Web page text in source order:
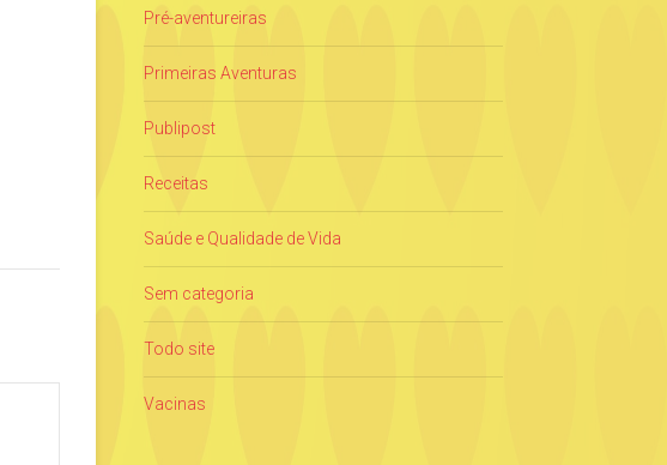
Pré-aventureiras
Primeiras Aventuras
Publipost
Receitas
Saúde e Qualidade de Vida
Sem categoria
Todo site
Vacinas